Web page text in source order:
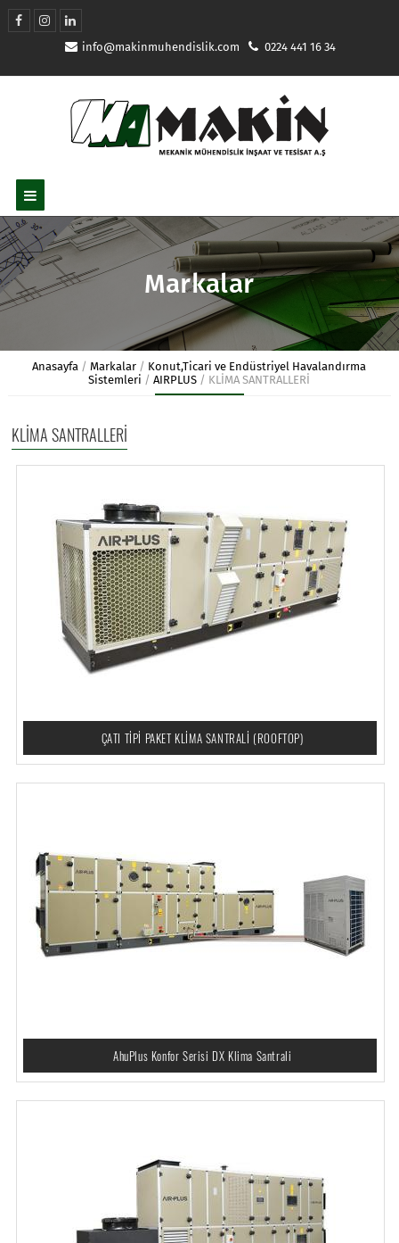
info@makinmuhendislik.com 0224 441 16 34
Markalar
Anasayfa /Markalar / Konut,Ticari ve Endüstriyel Havalandırma
Sistemleri /AIRPLUS / KLİMA SANTRALLERİ
KLİMA SANTRALLERİ
ÇATI TİPİ PAKET KLİMA SANTRALİ (ROOFTOP)
AhuPlus Konfor Serisi DX Klima Santrali